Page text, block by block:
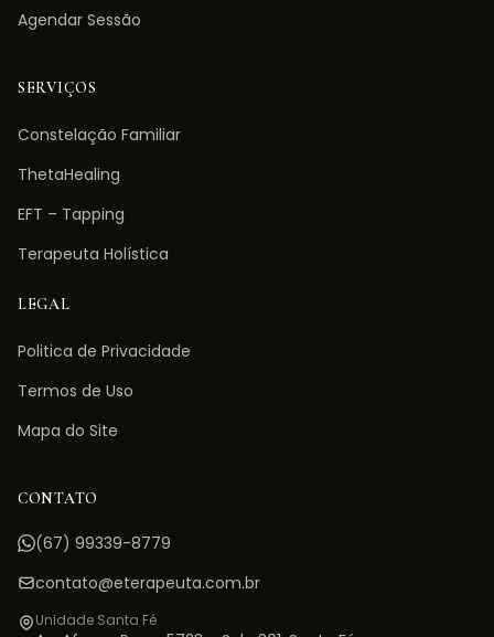
Agendar Sessão
SERVIÇOS
Constelação Familiar
ThetaHealing
EFT – Tapping
Terapeuta Holística
LEGAL
Politica de Privacidade
Termos de Uso
Mapa do Site
CONTATO
(67) 99339-8779
contato@eterapeuta.com.br
Unidade Santa Fé